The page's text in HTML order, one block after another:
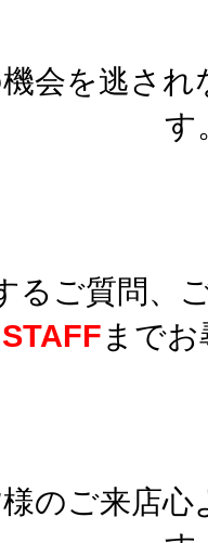
会を逃さ
す
るご質問、
STAFF まで
のご来店